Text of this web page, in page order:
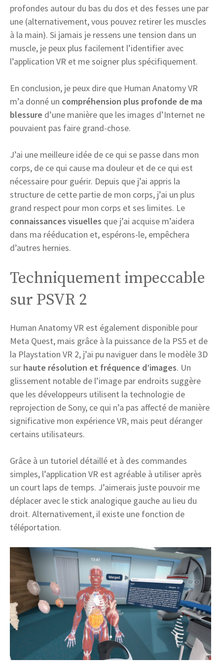
profondes autour du bas du dos et des fesses une par
une (alternativement, vous pouvez retirer les muscles
à la main). Si jamais je ressens une tension dans un
muscle, je peux plus facilement l’identifier avec
l’application VR et me soigner plus spécifiquement.
En conclusion, je peux dire que Human Anatomy VR
m’a donné un compréhension plus profonde de ma
blessure d’une manière que les images d’Internet ne
pouvaient pas faire grand-chose.
J’ai une meilleure idée de ce qui se passe dans mon
corps, de ce qui cause ma douleur et de ce qui est
nécessaire pour guérir. Depuis que j’ai appris la
structure de cette partie de mon corps, j’ai un plus
grand respect pour mon corps et ses limites. Le
connaissances visuelles que j’ai acquise m’aidera
dans ma rééducation et, espérons-le, empêchera
d’autres hernies.
Techniquement impeccable
sur PSVR 2
Human Anatomy VR est également disponible pour
Meta Quest, mais grâce à la puissance de la PS5 et de
la Playstation VR 2, j’ai pu naviguer dans le modèle 3D
sur haute résolution et fréquence d’images. Un
glissement notable de l’image par endroits suggère
que les développeurs utilisent la technologie de
reprojection de Sony, ce qui n’a pas affecté de manière
significative mon expérience VR, mais peut déranger
certains utilisateurs.
Grâce à un tutoriel détaillé et à des commandes
simples, l’application VR est agréable à utiliser après
un court laps de temps. J’aimerais juste pouvoir me
déplacer avec le stick analogique gauche au lieu du
droit. Alternativement, il existe une fonction de
téléportation.